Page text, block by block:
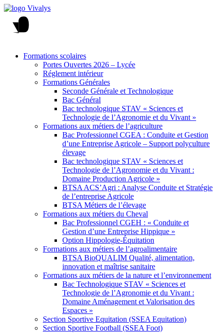
Formations scolaires
Portes Ouvertes 2026 – Lycée
Réglement intérieur
Formations Générales
Seconde Générale et Technologique
Bac Général
Bac technologique STAV « Sciences et
Technologie de l’Agronomie et du Vivant »
Formations aux métiers de l’agriculture
Bac Professionnel CGEA : Conduite et Gestion
d’une Entreprise Agricole – Support polyculture
élevage
Bac technologique STAV « Sciences et
Technologie de l’Agronomie et du Vivant :
Domaine Production Agricole »
BTSA ACS’Agri : Analyse Conduite et Stratégie
de l’entreprise Agricole
BTSA Métiers de l’élevage
Formations aux métiers du Cheval
Bac Professionnel CGEH : « Conduite et
Gestion d’une Entreprise Hippique »
Option Hippologie-Équitation
Formations aux métiers de l’agroalimentaire
BTSA BioQUALIM Qualité, alimentation,
innovation et maîtrise sanitaire
Formations aux métiers de la nature et l’environnement
Bac Technologique STAV « Sciences et
Technologie de l’Agronomie et du Vivant :
Domaine Aménagement et Valorisation des
Espaces »
Section Sportive Equitation (SSEA Equitation)
Section Sportive Football (SSEA Foot)